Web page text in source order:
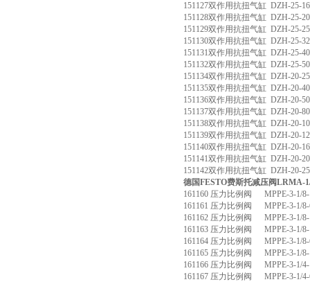
151127双作用抗扭气缸 DZH-25-
151128双作用抗扭气缸 DZH-25-
151129双作用抗扭气缸 DZH-25-
151130双作用抗扭气缸 DZH-25-
151131双作用抗扭气缸 DZH-25-
151132双作用抗扭气缸 DZH-25-
151134双作用抗扭气缸 DZH-20-
151135双作用抗扭气缸 DZH-20-
151136双作用抗扭气缸 DZH-20-
151137双作用抗扭气缸 DZH-20-
151138双作用抗扭气缸 DZH-20-
151139双作用抗扭气缸 DZH-20-
151140双作用抗扭气缸 DZH-20-
151141双作用抗扭气缸 DZH-20-
151142双作用抗扭气缸 DZH-20-
德国FESTO费斯托减压阀LRMA-
161160 压力比例阀 MPPE-3-1/8-
161161 压力比例阀 MPPE-3-1/8-
161162 压力比例阀 MPPE-3-1/8-
161163 压力比例阀 MPPE-3-1/8-
161164 压力比例阀 MPPE-3-1/8-
161165 压力比例阀 MPPE-3-1/8-
161166 压力比例阀 MPPE-3-1/4-
161167 压力比例阀 MPPE-3-1/4-